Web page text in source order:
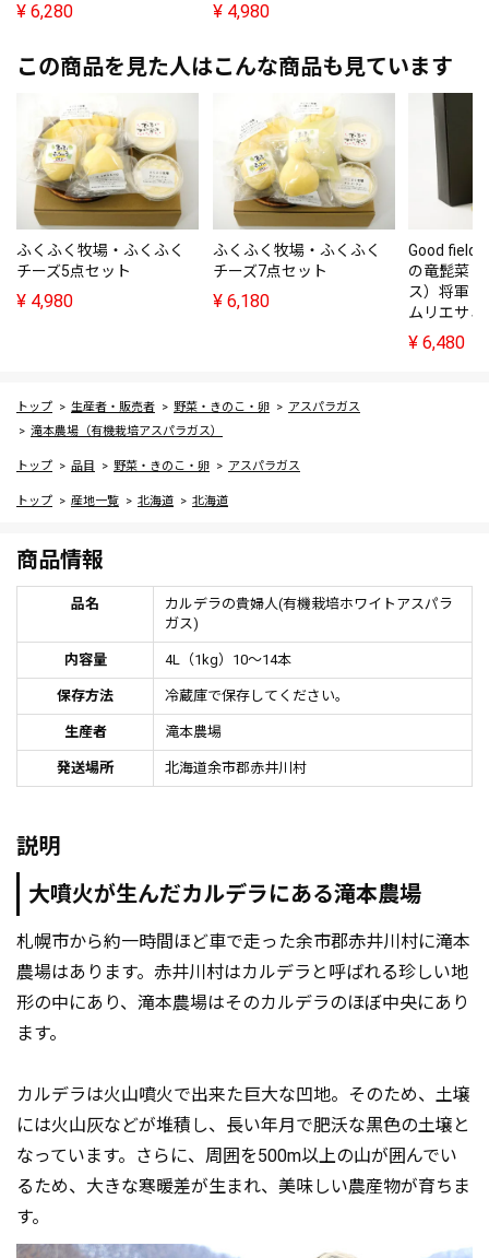
¥ 6,280 ¥ 4,980
この商品を見た人はこんな商品も見ています
ふくふく牧場・ふくふく
チーズ5点セット
¥ 4,980
ふくふく牧場・ふくふく
チーズ7点セット
¥ 6,180
Good field
の竜髭菜
ス）将軍
ムリエサ
¥ 6,480
トップ 生産者・販売者 野菜・きのこ・卵
アスパラガス
滝本農場（有機栽培アスパラガス）
トップ 品目 野菜・きのこ・卵 アスパラガス
トップ 産地一覧 北海道 北海道
商品情報
品名
カルデラの貴婦人(有機栽培ホワイトアスパラ
ガス)
内容量 4L（1kg）10～14本
保存方法 冷蔵庫で保存してください。
生産者 滝本農場
発送場所 北海道余市郡赤井川村
説明
大噴火が生んだカルデラにある滝本農場
札幌市から約一時間ほど車で走った余市郡赤井川村に滝本
農場はあります。赤井川村はカルデラと呼ばれる珍しい地
形の中にあり、滝本農場はそのカルデラのほぼ中央にあり
ます。
カルデラは火山噴火で出来た巨大な凹地。そのため、土壌
には火山灰などが堆積し、長い年月で肥沃な黒色の土壌と
なっています。さらに、周囲を500m以上の山が囲んでい
るため、大きな寒暖差が生まれ、美味しい農産物が育ちま
す。